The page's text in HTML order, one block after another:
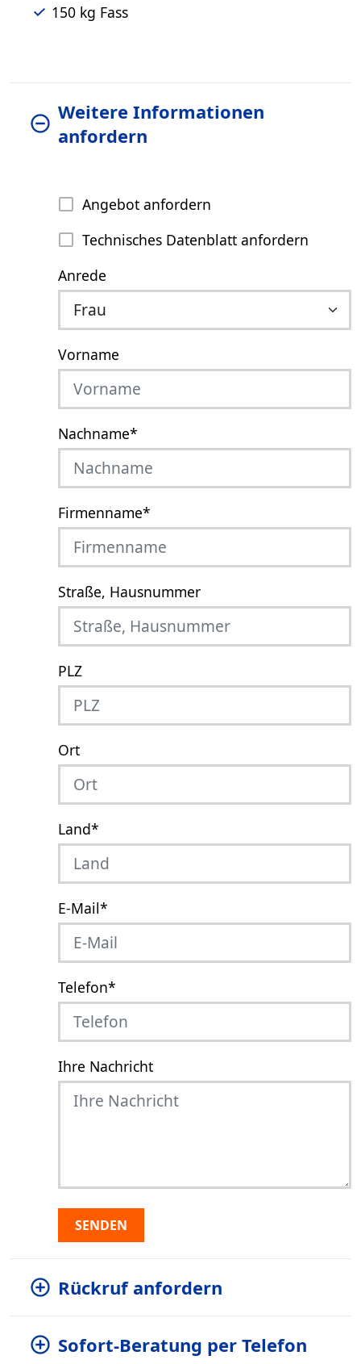
150 kg Fass
Weitere Informationen
anfordern
Angebot anfordern
Technisches Datenblatt anfordern
Anrede
Vorname
Nachname*
Firmenname*
Straße, Hausnummer
PLZ
Ort
Land*
E-Mail*
Telefon*
Ihre Nachricht
SENDEN
Rückruf anfordern
Sofort-Beratung per Telefon